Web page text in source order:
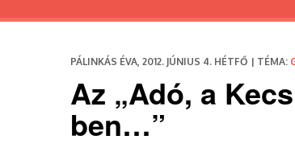
PÁLINKÁS ÉVA, 2012. JÚNIUS 4. HÉTFŐ | TÉMA:
Az „Adó, a
ben…”